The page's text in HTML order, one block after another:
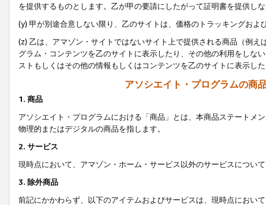
を提供するものとします。乙が甲の要請にしたがって証明書を提供し
(y) 甲が別途合意しない限り、乙のサイトは、価格のトラッキングお
(z) 乙は、アマゾン・サイトではないサイト上で提供される商品（例
グラム・コンテンツを乙のサイトに表示したり、その他の利用をしな
ストもしくはその他の情報もしくはコンテンツを乙のサイトに表示し
アソシエイト・プログラムの商
1. 商品
アソシエイト・プログラムにおける「商品」とは、本商品ステートメ
物理的またはデジタルの商品を指します。
2. サービス
現時点において、アマゾン・ホーム・サービス以外のサービスについ
3. 除外商品
前記にかかわらず、以下のアイテムおよびサービスは、現時点におい